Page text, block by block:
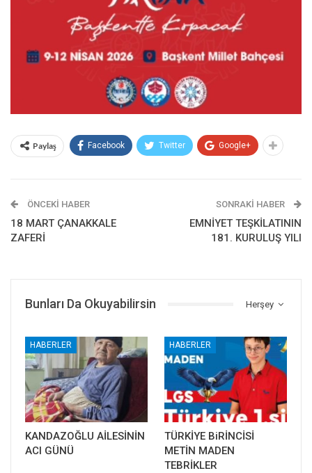
Paylaş Facebook Twitter Google+
ÖNCEKI HABER
18 MART ÇANAKKALE
ZAFERİ
SONRAKI HABER
EMNİYET TEŞKİLATININ
181. KURULUŞ YILI
Herşey
Bunları Da Okuyabilirsin
HABERLER
KANDAZOĞLU AİLESİNİN
ACI GÜNÜ
HABERLER
TÜRKİYE BiRİNCİSİ
METİN MADEN
TEBRİKLER